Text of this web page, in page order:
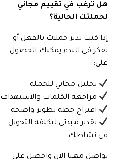
هل ترغب في تقييم مجاني
لحملتك الحالية؟
إذا كنت تدير حملات بالفعل أو
تفكر في البدء يمكنك الحصول
على:
تحليل مجاني للحملة
مراجعة الكلمات والاستهداف
اقتراح خطة تطوير واضحة
تقدير مبدئي لتكلفة التحويل
في نشاطك
تواصل معنا الآن واحصل على